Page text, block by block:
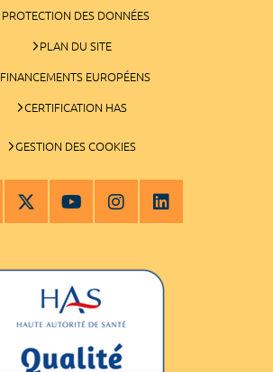
PROTECTION DES DONNÉES
PLAN DU SITE
FINANCEMENTS EUROPÉENS
CERTIFICATION HAS
GESTION DES COOKIES